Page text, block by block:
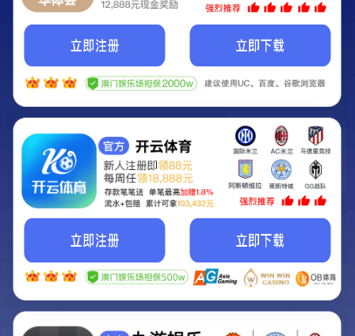
Hey Guys!
我们即将上线啦...
我们的网站正在建设.
它将是非常棒的网站.